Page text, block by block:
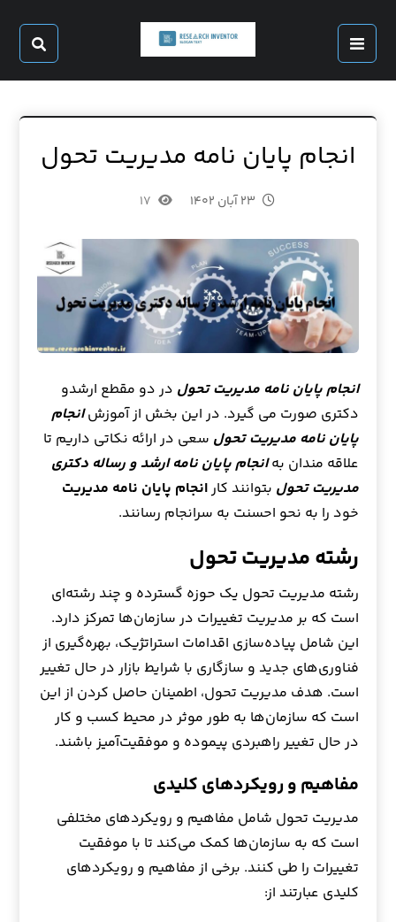
انجام پایان نامه مدیریت تحول
۲۳ آبان ۱۴۰۲ ۱۷
انجام پایان نامه مدیریت تحول در دو مقطع ارشدو
دکتری صورت می گیرد. در این بخش از آموزشانجام
پایان نامه مدیریت تحول سعی در ارائه نکاتی داریم تا
علاقه مندان بهانجام پایان نامه ارشد و رساله دکتری
مدیریت تحول بتوانند کارانجام پایان نامه مدیریت
خود را به نحو احسنت به سرانجام رسانند.
رشته مدیریت تحول
رشته مدیریت تحول یک حوزه گسترده و چند رشته‌ای
است که بر مدیریت تغییرات در سازمان‌ها تمرکز دارد.
این شامل پیاده‌سازی اقدامات استراتژیک، بهره‌گیری از
فناوری‌های جدید و سازگاری با شرایط بازار در حال تغییر
است. هدف مدیریت تحول، اطمینان حاصل کردن از این
است که سازمان‌ها به طور موثر در محیط کسب و کار
در حال تغییر راهبردی پیموده و موفقیت‌آمیز باشند.
مفاهیم و رویکردهای کلیدی
مدیریت تحول شامل مفاهیم و رویکردهای مختلفی
است که به سازمان‌ها کمک می‌کند تا با موفقیت
تغییرات را طی کنند. برخی از مفاهیم و رویکردهای
کلیدی عبارتند از: